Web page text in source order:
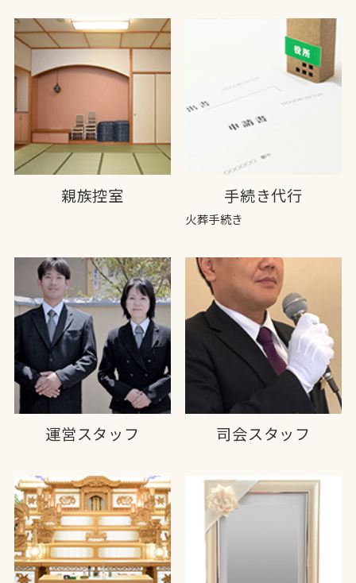
親族控室 手続き代行
火葬手続き
運営スタッフ 司会スタッフ